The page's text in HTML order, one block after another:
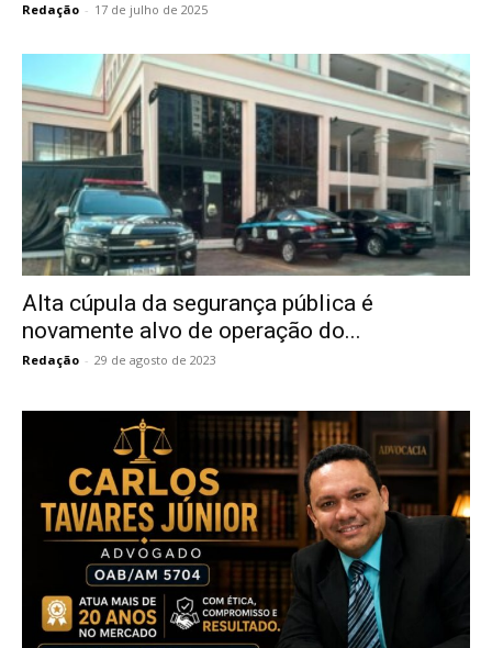
Redação - 17 de julho de 2025
Alta cúpula da segurança pública é
novamente alvo de operação do...
Redação - 29 de agosto de 2023